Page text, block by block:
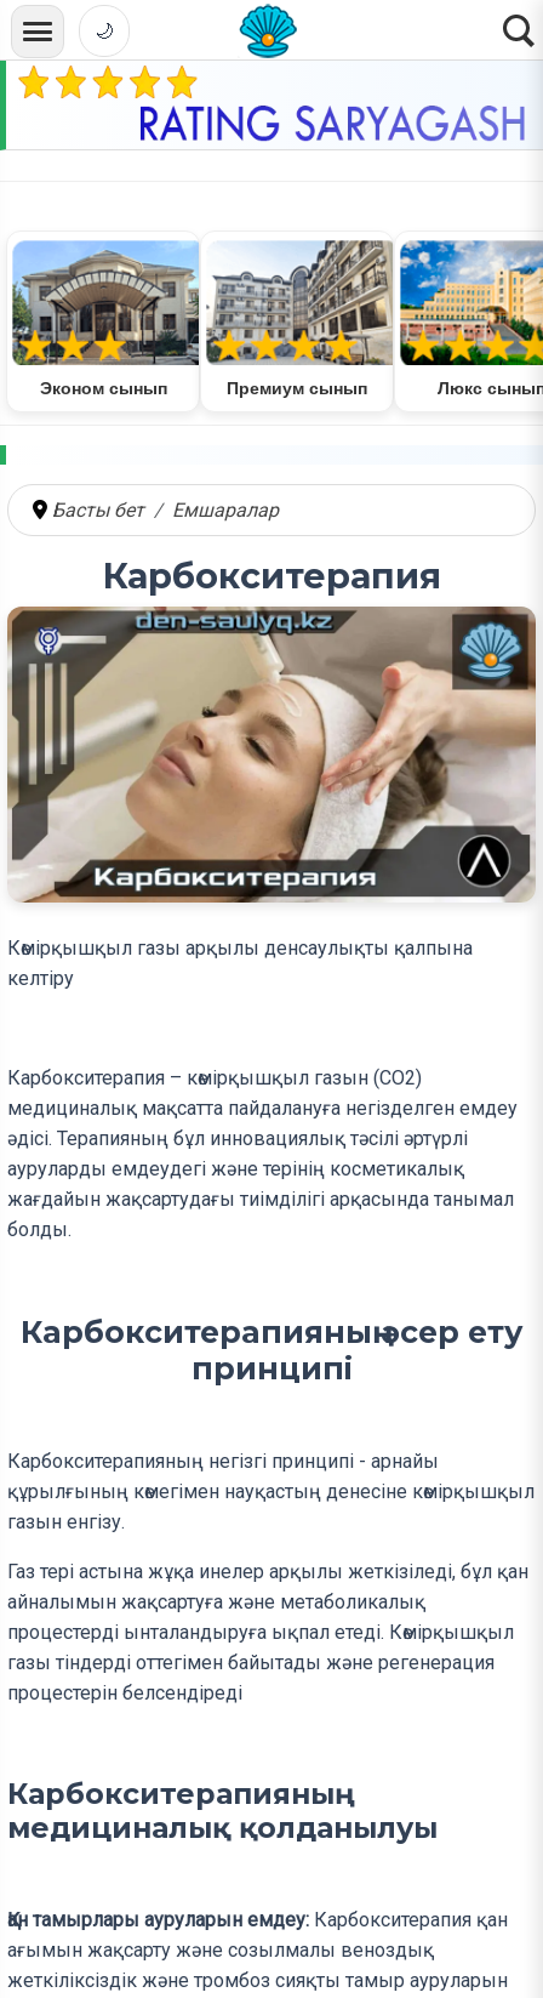
Эконом сынып Премиум сынып Люкс
Басты бет Емшаралар
Карбокситерапия
Көмірқышқыл газы арқылы денсаулықты қалпына
келтіру
Карбокситерапия – көмірқышқыл газын (СО2)
медициналық мақсатта пайдалануға негізделген емдеу
әдісі. Терапияның бұл инновациялық тәсілі әртүрлі
ауруларды емдеудегі және терінің косметикалық
жағдайын жақсартудағы тиімділігі арқасында танымал
болды.
Карбокситерапияның әсер ету
принципі
Карбокситерапияның негізгі принципі - арнайы
құрылғының көмегімен науқастың денесіне көмірқышқыл
газын енгізу.
Газ тері астына жұқа инелер арқылы жеткізіледі, бұл қан
айналымын жақсартуға және метаболикалық
процестерді ынталандыруға ықпал етеді. Көмірқышқыл
газы тіндерді оттегімен байытады және регенерация
процестерін белсендіреді
Карбокситерапияның
медициналық қолданылуы
Қан тамырлары ауруларын емдеу: Карбокситерапия қан
ағымын жақсарту және созылмалы веноздық
жеткіліксіздік және тромбоз сияқты тамыр ауруларын
🌙